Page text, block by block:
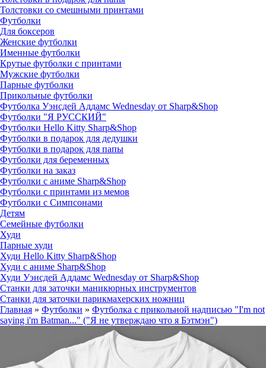
Толстовки со смешными принтами
Футболки
Для боксеров
Женские футболки
Именные футболки
Крутые футболки с принтами
Мужские футболки
Парные футболки
Прикольные футболки
Футболка Уэнсдей Аддамс Wednesday от Sharp&Shop
Футболки "Я РУССКИЙ"
Футболки Hello Kitty Sharp&Shop
Футболки в подарок для дедушки
Футболки в подарок для папы
Футболки для беременных
Футболки на заказ
Футболки с аниме Sharp&Shop
Футболки с принтами из мемов
Футболки с Симпсонами
Детям
Семейные футболки
Худи
Парные худи
Худи Hello Kitty Sharp&Shop
Худи с аниме Sharp&Shop
Худи Уэнсдей Аддамс Wednesday от Sharp&Shop
Станки для заточки маникюрных инструментов
Станки для заточки парикмахерских ножниц
Главная » Футболки » Футболка с прикольной надписью "I'm not
saying i'm Batman..." ("Я не утверждаю что я Бэтмэн")